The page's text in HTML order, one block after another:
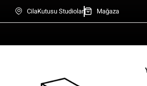
CilaKutusu Studiolar Mağaza